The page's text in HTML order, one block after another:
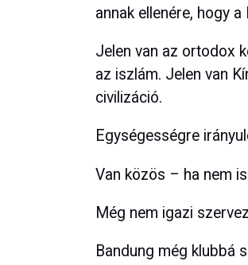
annak ellenére, hogy
Jelen van az ortodox
az iszlám. Jelen van
civilizáció.
Egységességre
Van közös – ha nem
Még nem igazi
Bandung még klubbá